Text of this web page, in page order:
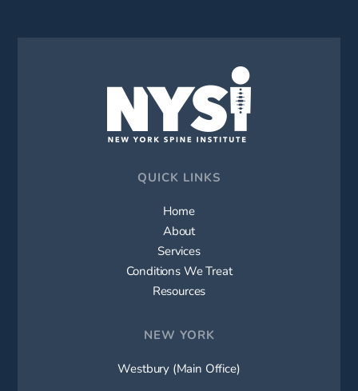
QUICK LINKS
Home
About
Services
Conditions We Treat
Resources
NEW YORK
Westbury (Main Office)